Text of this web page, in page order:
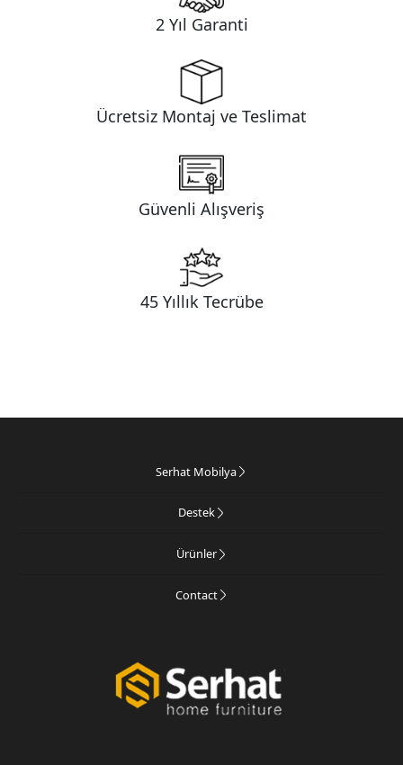
2 Yıl Garanti
Ücretsiz Montaj ve Teslimat
Güvenli Alışveriş
45 Yıllık Tecrübe
Serhat Mobilya
Destek
Ürünler
Contact